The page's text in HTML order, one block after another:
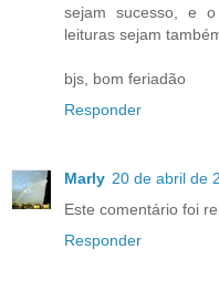
sejam sucesso, e
leituras sejam
bjs, bom feriadão
Responder
Marly 20 de abril de
Este comentário foi
Responder